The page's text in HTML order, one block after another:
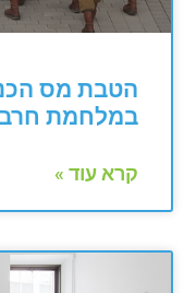
הטבת מס
במלחמת
קרא עוד »